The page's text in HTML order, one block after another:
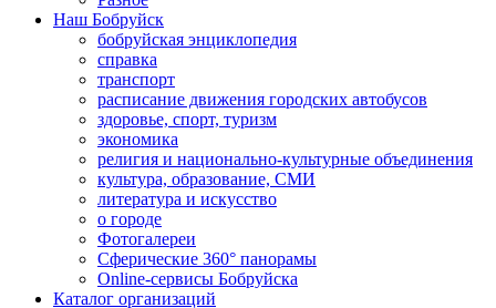
Наш Бобруйск
бобруйская энциклопедия
справка
транспорт
расписание движения городских автобусов
здоровье, спорт, туризм
экономика
религия и национально-культурные объединения
культура, образование, СМИ
литература и искусство
о городе
Фотогалереи
Сферические 360° панорамы
Online-сервисы Бобруйска
Каталог организаций